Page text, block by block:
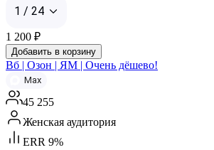
1 / 24
1 200 ₽
Добавить в корзину
Вб | Озон | ЯМ | Очень дёшево!
Max
45 255
Женская аудитория
ERR 9%